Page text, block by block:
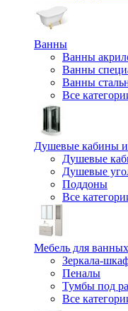
Ванны
Ванны
Ванны
Ванны
Все
Душевые кабины
Душевые
Душевые
Поддоны
Все
Мебель для
Зеркала-
Пеналы
Тумбы под
Все